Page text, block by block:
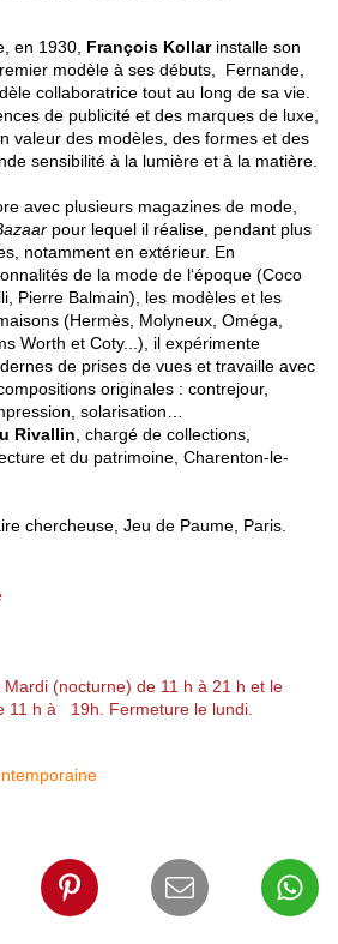
en 1930, François Kollarinstalle son
modèle à ses débuts, Fernande,
collaboratrice tout au long de sa vie.
de publicité et des marques de luxe,
valeur des modèles, des formes et des
sensibilité à la lumière et à la matière.
avec plusieurs magazines de mode,
pour lequel il réalise, pendant plus
notamment en extérieur. En
de la mode de l‘époque (Coco
Pierre Balmain), les modèles et les
(Hermès, Molyneux, Oméga,
Worth et Coty...), il expérimente
de prises de vues et travaille avec
originales : contrejour,
solarisation…
Rivallin , chargé de collections,
et du patrimoine, Charenton-le-
chercheuse, Jeu de Paume, Paris.
(nocturne) de 11 h à 21 h et le
11 h à 19h. Fermeture le lundi.